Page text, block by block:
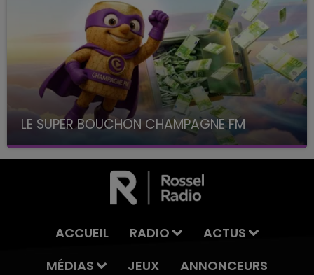
LE SUPER BOUCHON CHAMPAGNE FM
avec La Famille Champagne FM, à 8H10
ACCUEIL RADIO
ACTUS
MÉDIAS
JEUX ANNONCEURS